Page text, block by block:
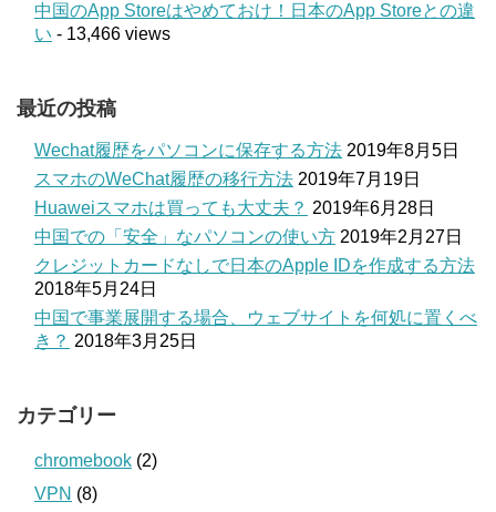
中国のApp Storeはやめておけ！日本のApp Storeとの違
い - 13,466 views
最近の投稿
Wechat履歴をパソコンに保存する方法 2019年8月5日
スマホのWeChat履歴の移行方法 2019年7月19日
Huaweiスマホは買っても大丈夫？ 2019年6月28日
中国での「安全」なパソコンの使い方 2019年2月27日
クレジットカードなしで日本のApple IDを作成する方法
2018年5月24日
中国で事業展開する場合、ウェブサイトを何処に置くべ
き？ 2018年3月25日
カテゴリー
chromebook (2)
VPN (8)